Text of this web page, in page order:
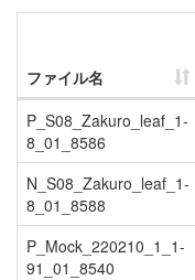
ファイル名
P_S08_Zakuro_leaf_1-
8_01_8586
N_S08_Zakuro_leaf_1-
8_01_8588
P_Mock_220210_1_1-
91_01_8540